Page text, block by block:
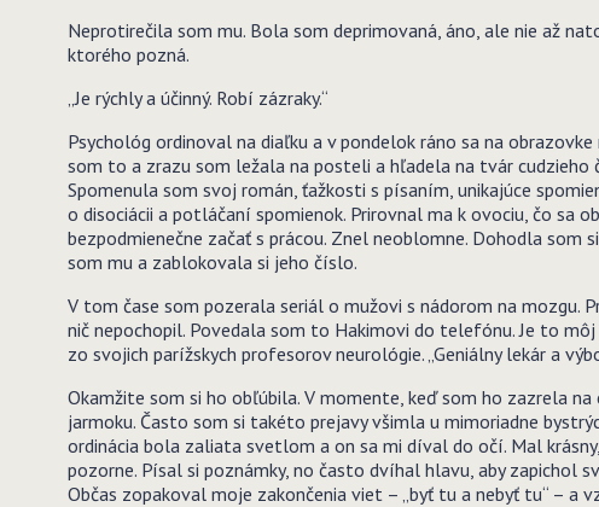
Neprotirečila som mu. Bola som deprimovaná, áno, ale nie až
ktorého pozná.
„Je rýchly a účinný. Robí zázraky.“
Psychológ ordinoval na diaľku a v pondelok ráno sa na
som to a zrazu som ležala na posteli a hľadela na tvár
Spomenula som svoj román, ťažkosti s písaním, unikajúce
o disociácii a potláčaní spomienok. Prirovnal ma k ovociu, čo sa
bezpodmienečne začať s prácou. Znel neoblomne. Dohodla
som mu a zablokovala si jeho číslo.
V tom čase som pozerala seriál o mužovi s nádorom na mozgu.
nič nepochopil. Povedala som to Hakimovi do telefónu. Je to
zo svojich parížskych profesorov neurológie. „Geniálny lekár a
Okamžite som si ho obľúbila. V momente, keď som ho zazrela
jarmoku. Často som si takéto prejavy všimla u mimoriadne
ordinácia bola zaliata svetlom a on sa mi díval do očí. Mal
pozorne. Písal si poznámky, no často dvíhal hlavu, aby zapichol
Občas zopakoval moje zakončenia viet – „byť tu a nebyť tu“ –